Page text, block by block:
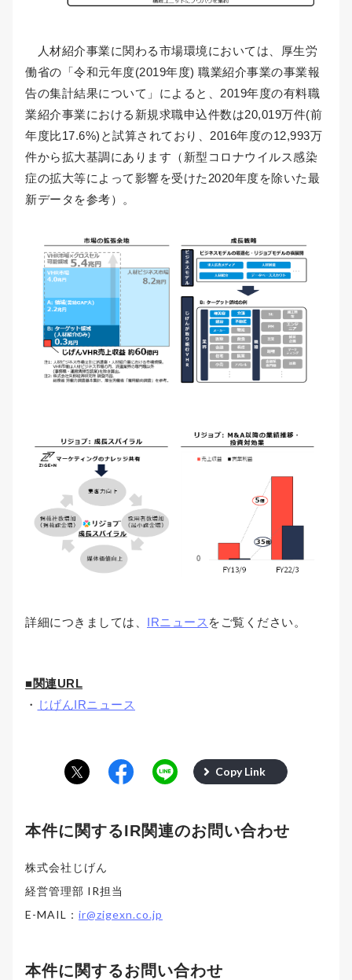
人材紹介事業に関わる市場環境においては、厚生労
働省の「令和元年度(2019年度) 職業紹介事業の事業報
告の集計結果について」によると、2019年度の有料職
業紹介事業における新規求職申込件数は20,019万件(前
年度比17.6%)と試算されており、2016年度の12,993万
件から拡大基調にあります（新型コロナウイルス感染
症の拡大等によって影響を受けた2020年度を除いた最
新データを参考）。
詳細につきましては、 IRニュース をご覧ください。
■関連URL
・ じげんIRニュース
Copy Link
本件に関するIR関連のお問い合わせ
株式会社じげん
経営管理部 IR担当
E-MAIL： ir@zigexn.co.jp
本件に関するお問い合わせ